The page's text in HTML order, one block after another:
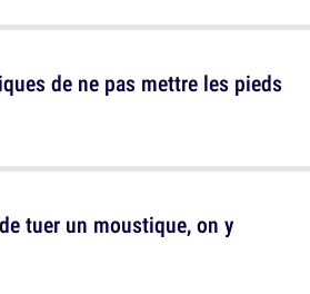
tuer un moustique, on y
de ne pas mettre les pieds